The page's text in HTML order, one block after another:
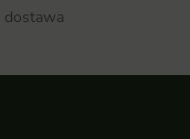
dostawa